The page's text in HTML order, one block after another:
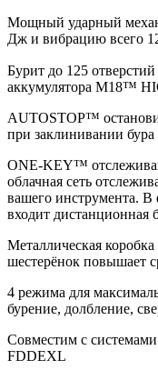
Мощный ударный
Дж и вибрацию всего
Бурит до 125
аккумулятора M18™
AUTOSTOP™
при заклинивании бура
ONE-KEY™
облачная сеть
вашего инструмента.
входит дистанционная
Металлическая
шестерёнок повышает
4 режима для
бурение, долбление,
Совместим с
FDDEXL